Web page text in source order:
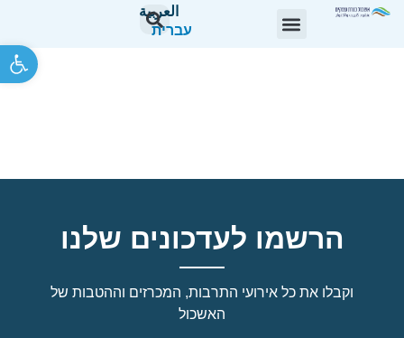
פתח
العربية
עברית
מכרז פומבי 04/26, מזכיר/ה
הרשמו לעדכונים שלנו
וקבלו את כל אירועי התרבות, המכרזים וההטבות של
האשכול